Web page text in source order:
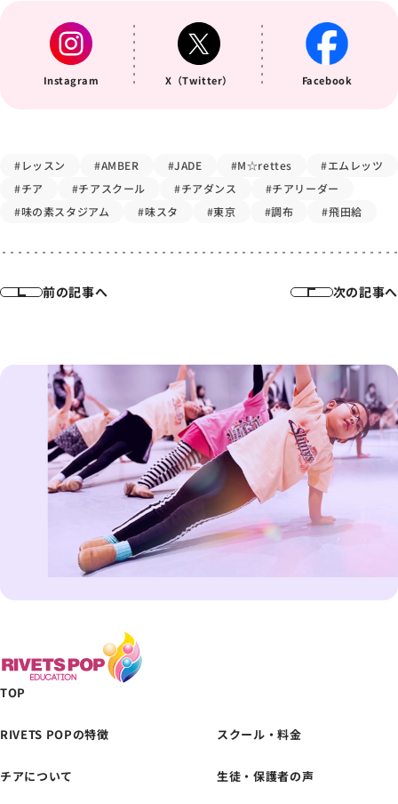
Instagram X（Twitter） Facebook
#レッスン #AMBER #JADE #M☆rettes
#エムレッツ
#チア
#チアスクール #チアダンス
#チアリーダー
#味の素スタジアム
#味スタ #東京 #調布 #飛田給
前の記事へ 次の記事へ
体験レッスンの
TOP
RIVETS POPの特徴 スクール・料金
チアについて 生徒・保護者の声